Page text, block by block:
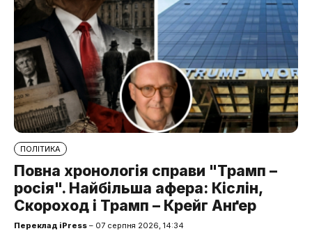
ПОЛІТИКА
Повна хронологія справи "Трамп –
росія". Найбільша афера: Кіслін,
Скороход і Трамп – Крейг Анґер
Переклад iPress – 07 серпня 2026, 14:34